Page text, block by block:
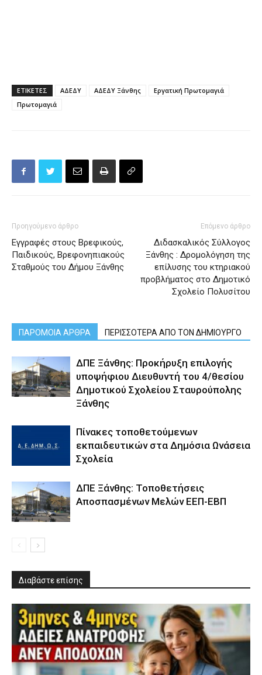
ΕΤΙΚΕΤΕΣ ΑΔΕΔΥ ΑΔΕΔΥ Ξάνθης
Εργατική Πρωτομαγιά
Πρωτομαγιά
Προηγούμενο άρθρο
Εγγραφές στους Βρεφικούς,
Παιδικούς, Βρεφονηπιακούς
Σταθμούς του Δήμου Ξάνθης
Επόμενο άρθρο
Διδασκαλικός Σύλλογος
Ξάνθης : Δρομολόγηση της
επίλυσης του κτηριακού
προβλήματος στο Δημοτικό
Σχολείο Πολυσίτου
ΠΑΡΟΜΟΙΑ ΑΡΘΡΑ ΠΕΡΙΣΣΟΤΕΡΑ ΑΠΟ ΤΟΝ ΔΗΜΙΟΥΡΓΟ
ΔΠΕ Ξάνθης: Προκήρυξη επιλογής
υποψήφιου Διευθυντή του 4/θεσίου
Δημοτικού Σχολείου Σταυρούπολης
Ξάνθης
Πίνακες τοποθετούμενων
εκπαιδευτικών στα Δημόσια Ωνάσεια
Σχολεία
ΔΠΕ Ξάνθης: Τοποθετήσεις
Αποσπασμένων Μελών ΕΕΠ-ΕΒΠ
Διαβάστε επίσης